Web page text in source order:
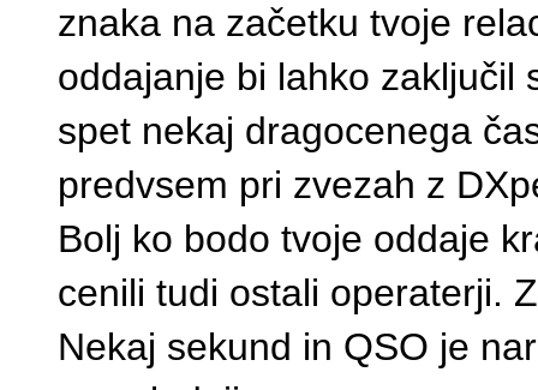
znaka na začetku tvoje
oddajanje bi lahko zaključil
spet nekaj dragocenega
predvsem pri zvezah z
Bolj ko bodo tvoje oddaje
cenili tudi ostali operaterji.
Nekaj sekund in QSO je